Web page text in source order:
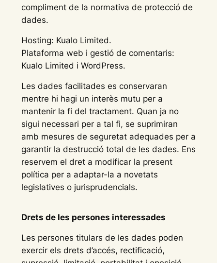
compliment de la normativa de protecció de
dades.
Hosting: Kualo Limited.
Plataforma web i gestió de comentaris:
Kualo Limited i WordPress.
Les dades facilitades es conservaran
mentre hi hagi un interès mutu per a
mantenir la fi del tractament. Quan ja no
sigui necessari per a tal fi, se suprimiran
amb mesures de seguretat adequades per a
garantir la destrucció total de les dades. Ens
reservem el dret a modificar la present
política per a adaptar-la a novetats
legislatives o jurisprudencials.
Drets de les persones interessades
Les persones titulars de les dades poden
exercir els drets d’accés, rectificació,